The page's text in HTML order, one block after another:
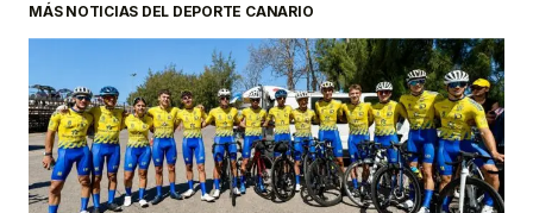
MÁS NOTICIAS DEL DEPORTE CANARIO